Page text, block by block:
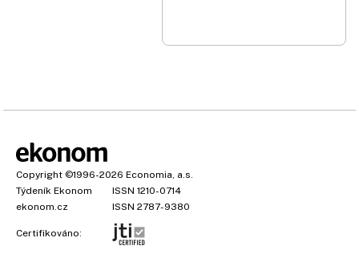
Copyright ©1996-2026 Economia, a.s.
Týdeník Ekonom
ISSN 1210-0714
ekonom.cz
ISSN 2787-9380
Certifikováno: